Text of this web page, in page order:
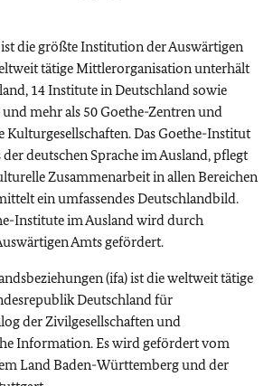
die größte Institution der Auswärtigen
tätige Mittlerorganisation unterhält
14 Institute in Deutschland sowie
und mehr als 50 Goethe-Zentren und
Kulturgesellschaften. Das Goethe-Institut
deutschen Sprache im Ausland, pflegt
Zusammenarbeit in allen Bereichen
ein umfassendes Deutschlandbild.
Institute im Ausland wird durch
Amts gefördert.
(ifa) ist die weltweit tätige
Deutschland für
der Zivilgesellschaften und
Information. Es wird gefördert vom
Land Baden-Württemberg und der